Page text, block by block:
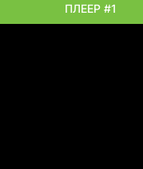
ПЛЕЕР #1